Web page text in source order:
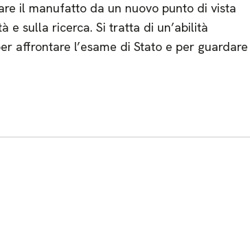
il manufatto da un nuovo punto di vista
e sulla ricerca. Si tratta di un’abilità
affrontare l’esame di Stato e per guardare